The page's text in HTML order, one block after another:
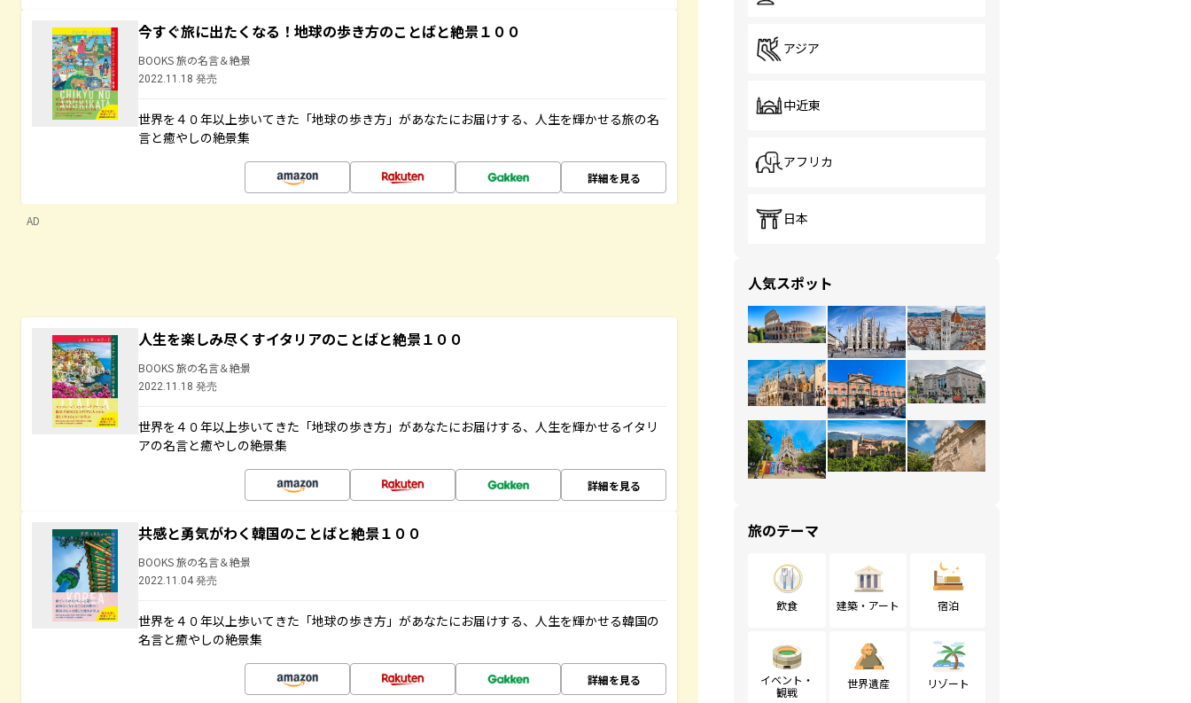
今すぐ旅に出たくなる！地球の歩き方のことばと絶景１００
BOOKS 旅の名言＆絶景
2022.11.18 発売
世界を４０年以上歩いてきた「地球の歩き方」があなたにお届けする、人生を輝かせる旅の名
言と癒やしの絶景集
詳細を見る
AD
人生を楽しみ尽くすイタリアのことばと絶景１００
BOOKS 旅の名言＆絶景
2022.11.18 発売
世界を４０年以上歩いてきた「地球の歩き方」があなたにお届けする、人生を輝かせるイタリ
アの名言と癒やしの絶景集
詳細を見る
共感と勇気がわく韓国のことばと絶景１００
BOOKS 旅の名言＆絶景
2022.11.04 発売
世界を４０年以上歩いてきた「地球の歩き方」があなたにお届けする、人生を輝かせる韓国の
名言と癒やしの絶景集
詳細を見る
アジア
中近東
アフリカ
日本
人気スポット
旅のテーマ
飲食 建築・アート 宿泊
イベント・
観戦
世界遺産 リゾート